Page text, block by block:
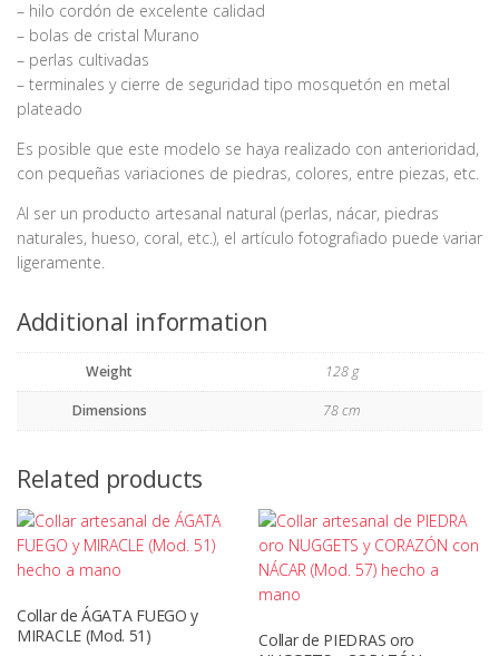
– hilo cordón de excelente calidad
– bolas de cristal Murano
– perlas cultivadas
– terminales y cierre de seguridad tipo mosquetón en metal
plateado
Es posible que este modelo se haya realizado con anterioridad,
con pequeñas variaciones de piedras, colores, entre piezas, etc.
Al ser un producto artesanal natural (perlas, nácar, piedras
naturales, hueso, coral, etc.), el artículo fotografiado puede variar
ligeramente.
Additional information
Weight 128 g
Dimensions 78 cm
Related products
Collar de ÁGATA FUEGO y
MIRACLE (Mod. 51)
Collar de PIEDRAS oro